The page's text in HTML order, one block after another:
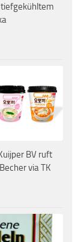
tiefgekühltem
BV ruft
via TK